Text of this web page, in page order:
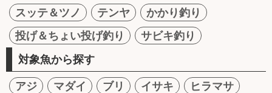
スッテ＆ツノ
テンヤ
かかり釣り
投げ＆ちょい投げ釣り
サビキ釣り
対象魚から探す
アジ マダイ ブリ イサキ
ヒラマサ